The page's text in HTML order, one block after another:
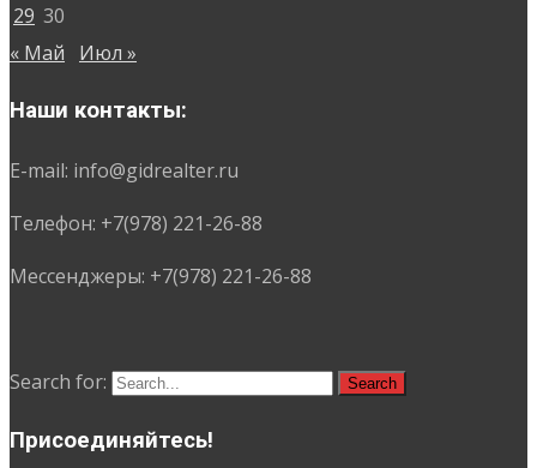
29 30
« Май
Июл »
Наши контакты:
E-mail: info@gidrealter.ru
Телефон: +7(978) 221-26-88
Мессенджеры: +7(978) 221-26-88
Search for:
Присоединяйтесь!